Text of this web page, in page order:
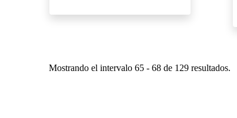
Mostrando el intervalo 65 - 68 de 129 resultados.